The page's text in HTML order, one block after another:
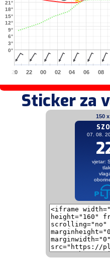
0°
12°
3°
6°
9°
15°
18°
21°
20 22 00 02 04 06 08
Sticker za
150